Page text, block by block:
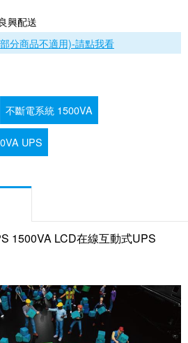
良興配送
分商品不適用)-請點我看
不斷電系統 1500VA
UPS
1500VA LCD在線互動式UPS